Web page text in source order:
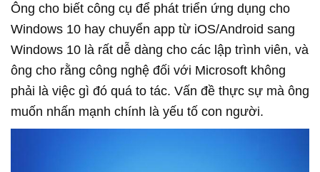
Ông cho biết công cụ để phát triển ứng dụng cho
Windows 10 hay chuyển app từ iOS/Android sang
Windows 10 là rất dễ dàng cho các lập trình viên, và
ông cho rằng công nghệ đối với Microsoft không
phải là việc gì đó quá to tác. Vấn đề thực sự mà ông
muốn nhấn mạnh chính là yếu tố con người.